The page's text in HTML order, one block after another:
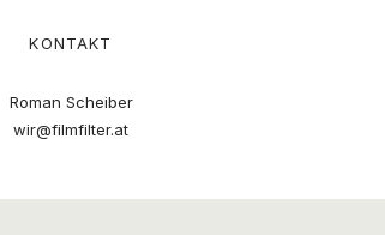
KONTAKT
Roman Scheiber
wir@filmfilter.at